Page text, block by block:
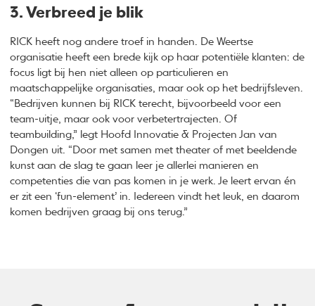
3. Verbreed je blik
RICK heeft nog andere troef in handen. De Weertse
organisatie heeft een brede kijk op haar potentiële klanten: de
focus ligt bij hen niet alleen op particulieren en
maatschappelijke organisaties, maar ook op het bedrijfsleven.
“Bedrijven kunnen bij RICK terecht, bijvoorbeeld voor een
team-uitje, maar ook voor verbetertrajecten. Of
teambuilding,” legt Hoofd Innovatie & Projecten Jan van
Dongen uit. “Door met samen met theater of met beeldende
kunst aan de slag te gaan leer je allerlei manieren en
competenties die van pas komen in je werk. Je leert ervan én
er zit een ‘fun-element’ in. Iedereen vindt het leuk, en daarom
komen bedrijven graag bij ons terug.”